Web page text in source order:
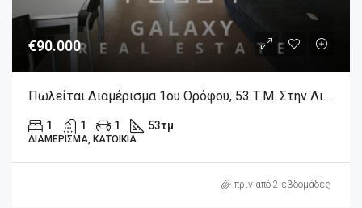
€90.000
Πωλείται Διαμέρισμα 1ου Ορόφου, 53 Τ.μ. Στην Λιβαδειά Βοιωτίας.
1 1 1 53τμ
ΔΙΑΜΈΡΙΣΜΑ, ΚΑΤΟΙΚΊΑ
πριν από 2 εβδομάδες